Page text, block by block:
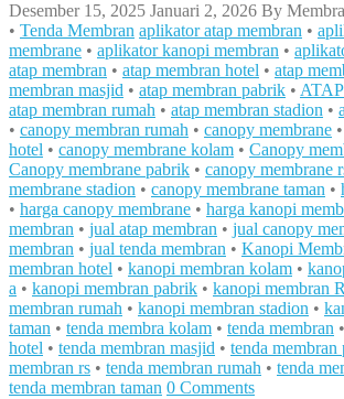
Desember 15, 2025 Januari 2, 2026 By
• Tenda Membran aplikator atap membran •
membrane • aplikator kanopi membran •
atap membran • atap membran hotel • atap
membran masjid • atap membran pabrik •
atap membran rumah • atap membran stadion •
• canopy membran rumah • canopy membrane •
hotel • canopy membrane kolam • Canopy
Canopy membrane pabrik • canopy membrane
membrane stadion • canopy membrane taman •
• harga canopy membrane • harga kanopi
membran • jual atap membran • jual canopy
membran • jual tenda membran • Kanopi
membran hotel • kanopi membran kolam •
a • kanopi membran pabrik • kanopi membran
membran rumah • kanopi membran stadion •
taman • tenda membra kolam • tenda membran •
hotel • tenda membran masjid • tenda membran
membran rs • tenda membran rumah • tenda
tenda membran taman 0 Comments